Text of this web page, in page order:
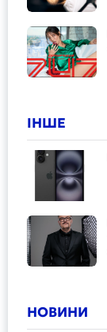
ІНШЕ
НОВИНИ